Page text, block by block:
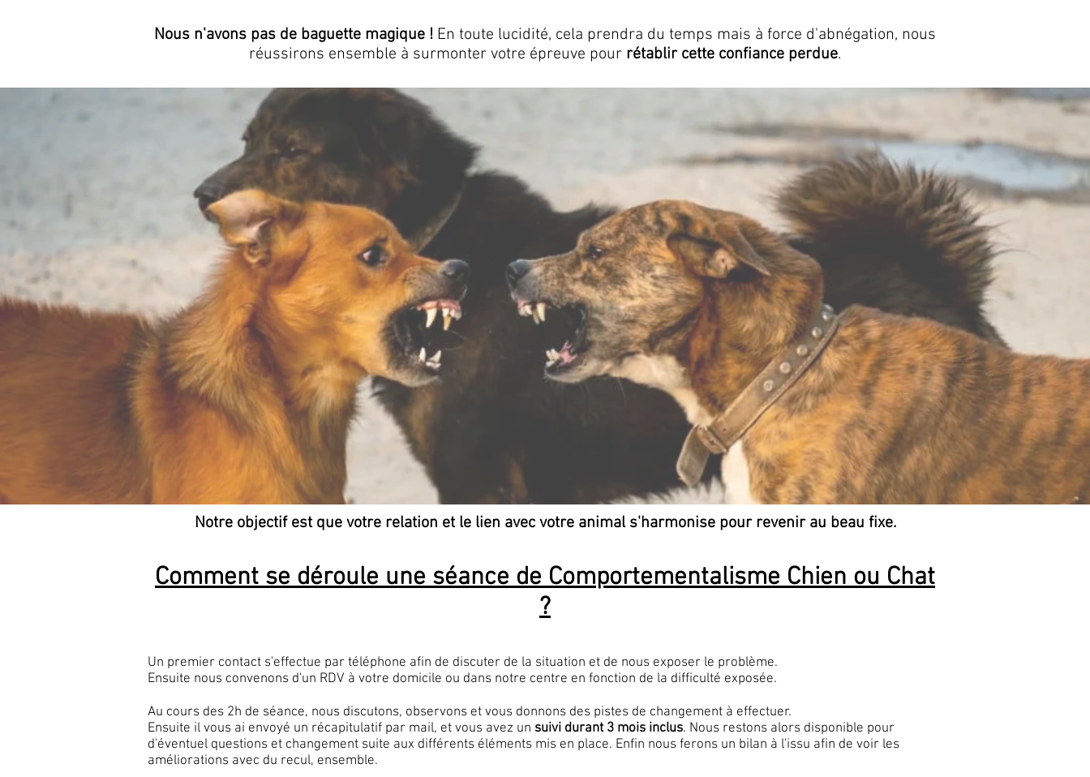
Nous n'avons pas de baguette magique ! En toute lucidité, cela prendra du temps mais à force d'abnégation, nous
réussirons ensemble à surmonter votre épreuve pour rétablir cette confiance perdue.
Notre objectif est que votre relation et le lien avec votre animal s'harmonise pour revenir au beau fixe.
Comment se déroule une séance de Comportementalisme Chien ou Chat
?
Un premier contact s'effectue par téléphone afin de discuter de la situation et de nous exposer le problème.
Ensuite nous convenons d'un RDV à votre domicile ou dans notre centre en fonction de la difficulté exposée.
Au cours des 2h de séance, nous discutons, observons et vous donnons des pistes de changement à effectuer.
Ensuite il vous ai envoyé un récapitulatif par mail, et vous avez un suivi durant 3 mois inclus. Nous restons alors disponible pour
d'éventuel questions et changement suite aux différents éléments mis en place. Enfin nous ferons un bilan à l'issu afin de voir les
améliorations avec du recul, ensemble.